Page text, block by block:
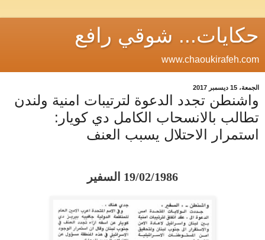
حكايات... شوقي رافع
www.chaoukirafeh.com
الجمعة، 15 ديسمبر 2017
واشنطن تجدد الدعوة لترتيبات امنية ولندن
تطالب بالانسحاب الكامل دي كويار:
استمرار الاحتلال يسبب العنف
19/02/1986 السفير